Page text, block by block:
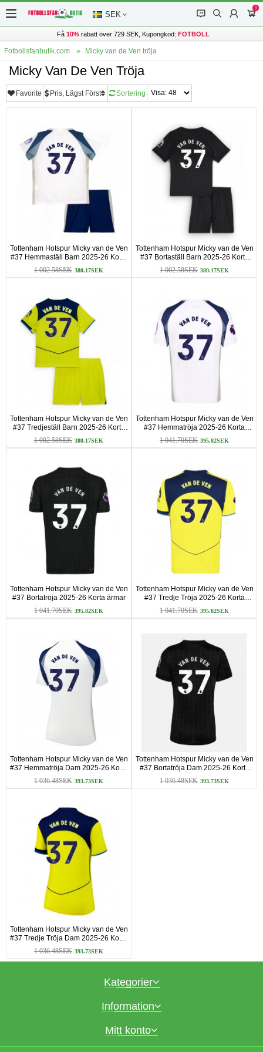
SEK 󰂱 󰂨 󰃳
0
󰃦
Få 10%rabatt över 729 SEK, Kupongkod: FOTBOLL
Fotbollsfanbutik.com Micky van de Ven tröja
Micky Van De Ven Tröja
Favorite Pris, Lägst Först Sortering
Tottenham Hotspur Micky van de Ven
#37 Hemmaställ Barn 2025-26 Korta
ärmar (+ Korta byxor)
1 002.58SEK 380.17SEK
Tottenham Hotspur Micky van de Ven
#37 Bortaställ Barn 2025-26 Korta
ärmar (+ Korta byxor)
1 002.58SEK 380.17SEK
Tottenham Hotspur Micky van de Ven
#37 Tredjeställ Barn 2025-26 Korta
ärmar (+ Korta byxor)
1 002.58SEK 380.17SEK
Tottenham Hotspur Micky van de Ven
#37 Hemmatröja 2025-26 Korta
ärmar
1 041.70SEK 395.82SEK
Tottenham Hotspur Micky van de Ven
#37 Bortatröja 2025-26 Korta ärmar
1 041.70SEK 395.82SEK
Tottenham Hotspur Micky van de Ven
#37 Tredje Tröja 2025-26 Korta
ärmar
1 041.70SEK 395.82SEK
Tottenham Hotspur Micky van de Ven
#37 Hemmatröja Dam 2025-26 Korta
ärmar
1 036.48SEK 393.73SEK
Tottenham Hotspur Micky van de Ven
#37 Bortatröja Dam 2025-26 Korta
ärmar
1 036.48SEK 393.73SEK
Tottenham Hotspur Micky van de Ven
#37 Tredje Tröja Dam 2025-26 Korta
ärmar
1 036.48SEK 393.73SEK
Kategorier
Information
Mitt konto